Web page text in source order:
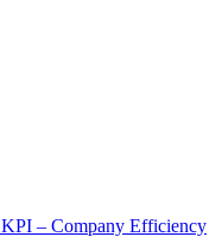
KPI – Company Efficiency